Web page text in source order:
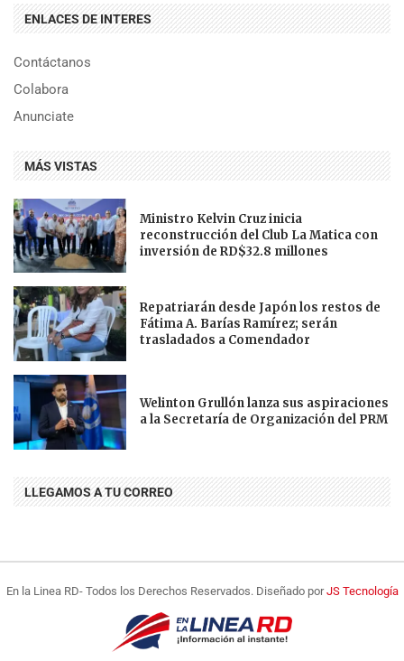
ENLACES DE INTERES
Contáctanos
Colabora
Anunciate
MÁS VISTAS
Ministro Kelvin Cruz inicia
reconstrucción del Club La Matica con
inversión de RD$32.8 millones
Repatriarán desde Japón los restos de
Fátima A. Barías Ramírez; serán
trasladados a Comendador
Welinton Grullón lanza sus aspiraciones
a la Secretaría de Organización del PRM
LLEGAMOS A TU CORREO
En la Linea RD- Todos los Derechos Reservados. Diseñado porJS Tecnología